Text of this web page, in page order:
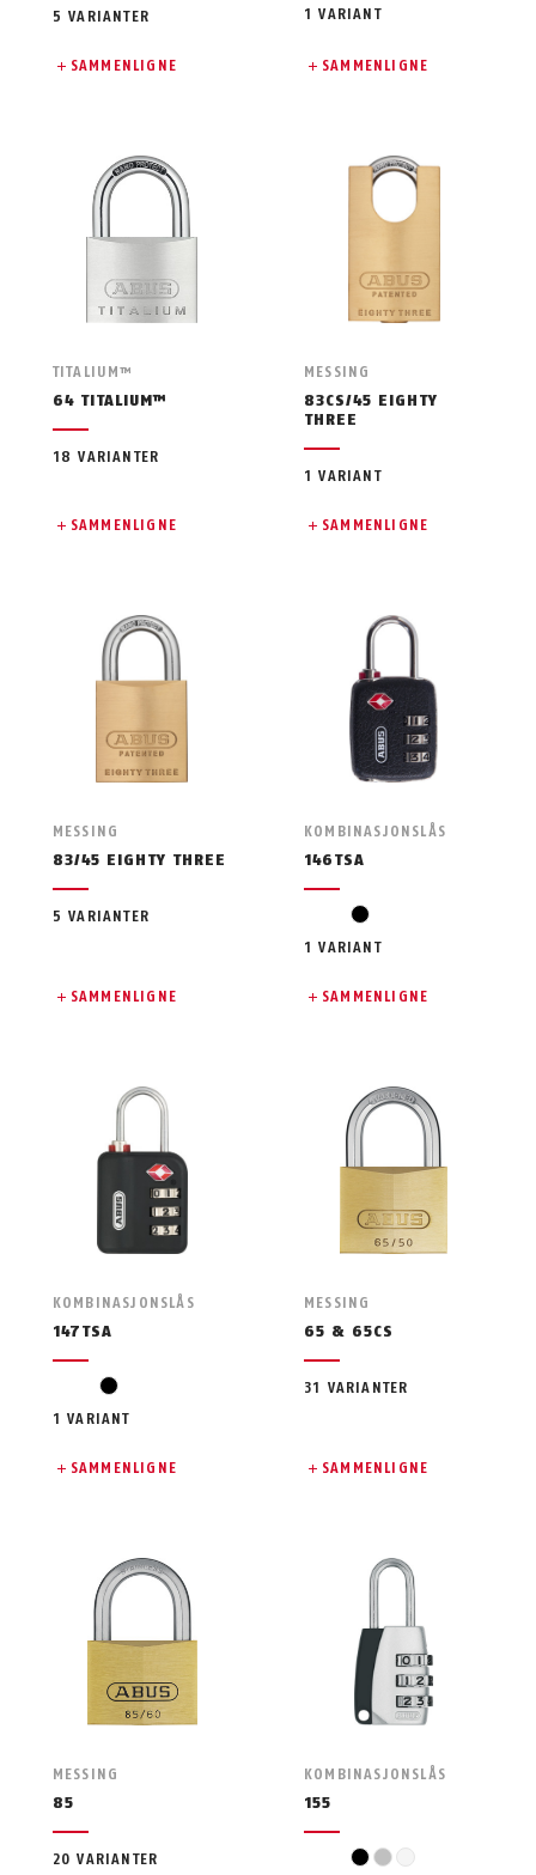
5 VARIANTER
SAMMENLIGNE
1 VARIANT
SAMMENLIGNE
TITALIUM™
64 TITALIUM™
18 VARIANTER
SAMMENLIGNE
MESSING
83CS/45 EIGHTY
THREE
1 VARIANT
SAMMENLIGNE
MESSING
83/45 EIGHTY THREE
5 VARIANTER
SAMMENLIGNE
KOMBINASJONSLÅS
146TSA
svart
1 VARIANT
SAMMENLIGNE
KOMBINASJONSLÅS
147TSA
svart
1 VARIANT
SAMMENLIGNE
MESSING
65 & 65CS
31 VARIANTER
SAMMENLIGNE
MESSING
85
20 VARIANTER
KOMBINASJONSLÅS
155
svart
sølvhvit